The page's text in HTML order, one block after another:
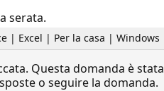
serata.
| Excel | Per la casa | Windows
Questa domanda è
o seguire la domanda.